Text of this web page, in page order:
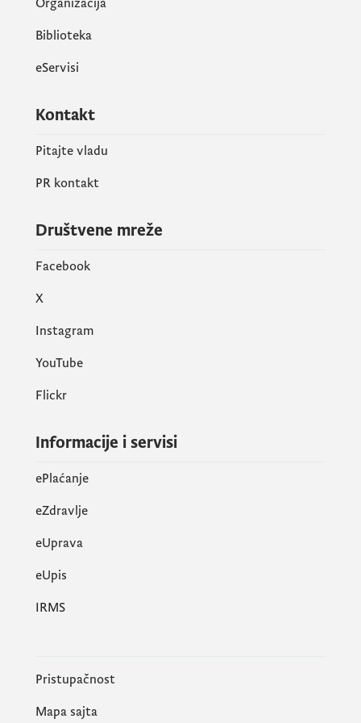
Biblioteka
eServisi
Kontakt
Pitajte vladu
PR kontakt
Društvene mreže
Facebook
X
Instagram
YouTube
Flickr
Informacije i servisi
ePlaćanje
eZdravlje
eUprava
еUpis
IRMS
Pristupačnost
Mapa sajta